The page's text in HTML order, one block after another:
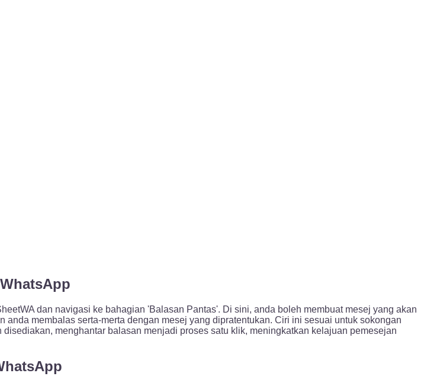
dan navigasi ke bahagian 'Balasan Pantas'. Di sini, anda boleh membuat mesej yang akan
membalas serta-merta dengan mesej yang dipratentukan. Ciri ini sesuai untuk sokongan
menghantar balasan menjadi proses satu klik, meningkatkan kelajuan pemesejan